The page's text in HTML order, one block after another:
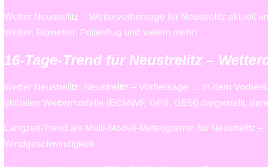
Wetter Neustrelitz – Wettervorhersage für Neustrelitz aktuell
Wetter, Biowetter, Pollenflug und vielem mehr!
16-Tage-Trend für Neustrelitz –
Wetter Neustrelitz, Neustrelitz – Vorhersage … In dem
globalen Wettermodelle (ECMWF, GFS, GEM) dargestellt,
Langzeit-Trend als Multi-Modell-Meteogramm für Neustrelitz
Windgeschwindigkeit